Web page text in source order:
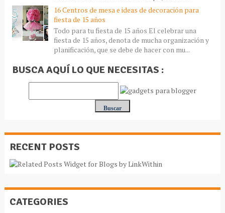
16 Centros de mesa e ideas de decoración para
fiesta de 15 años
Todo para tu fiesta de 15 años El celebrar una
fiesta de 15 años, denota de mucha organización y
planificación, que se debe de hacer con mu...
BUSCA AQUÍ LO QUE NECESITAS :
RECENT POSTS
CATEGORIES